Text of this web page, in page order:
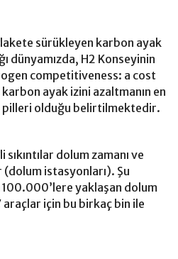
sürükleyen karbon ayak
dünyamızda, H2 Konseyinin
competitiveness: a cost
ayak izini azaltmanın en
pilleri olduğu belirtilmektedir.
sıkıntılar dolum zamanı ve
(dolum istasyonları). Şu
yaklaşan dolum
araçlar için bu birkaç bin ile